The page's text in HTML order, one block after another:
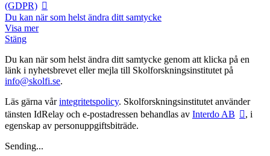
(GDPR)
Du kan när som helst ändra ditt samtycke
Visa mer
Stäng
Du kan när som helst ändra ditt samtycke genom att klicka på en
länk i nyhetsbrevet eller mejla till Skolforskningsinstitutet på
info@skolfi.se.
Läs gärna vårintegritetspolicy. Skolforskningsinstitutet använder
tänsten IdRelay och e-postadressen behandlas av Interdo AB
, i
egenskap av personuppgiftsbiträde.
Sending...